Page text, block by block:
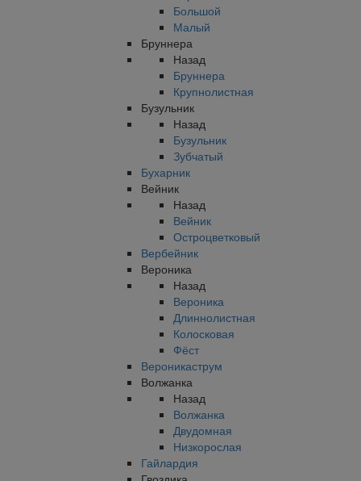
Большой
Малый
Бруннера
Назад
Бруннера
Крупнолистная
Бузульник
Назад
Бузульник
Зубчатый
Бухарник
Вейник
Назад
Вейник
Остроцветковый
Вербейник
Вероника
Назад
Вероника
Длиннолистная
Колосковая
Фёст
Вероникаструм
Волжанка
Назад
Волжанка
Двудомная
Низкорослая
Гайлардия